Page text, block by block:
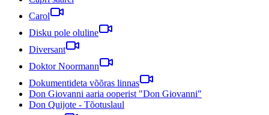
Carol
Disku pole oluline
Diversant
Doktor Noormann
Dokumentideta võõras linnas
Don Giovanni aaria ooperist "Don Giovanni"
Don Quijote - Tõotuslaul